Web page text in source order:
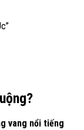
vang nổi tiếng